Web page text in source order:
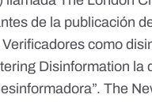
de la publicación
como
Disinformation la
The